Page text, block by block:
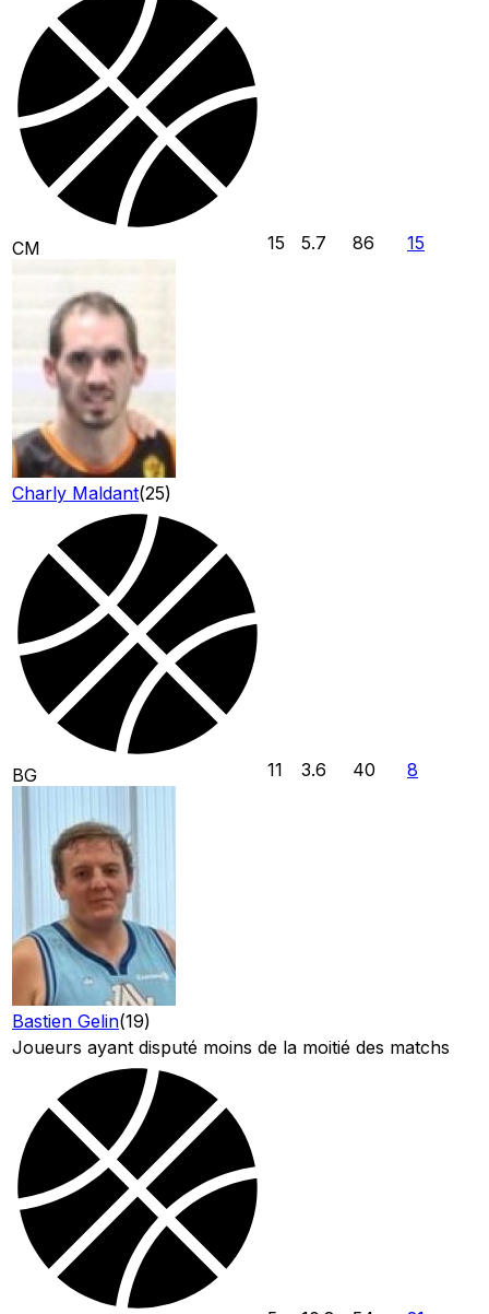
CM
Charly Maldant(25)
15 5.7 86 15
BG
Bastien Gelin(19)
11 3.6 40 8
Joueurs ayant disputé moins de la moitié des matchs